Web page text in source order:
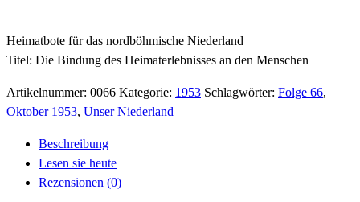
Heimatbote für das nordböhmische Niederland
Titel: Die Bindung des Heimaterlebnisses an den Menschen
Artikelnummer: 0066 Kategorie: 1953 Schlagwörter: Folge 66,
Oktober 1953, Unser Niederland
Beschreibung
Lesen sie heute
Rezensionen (0)